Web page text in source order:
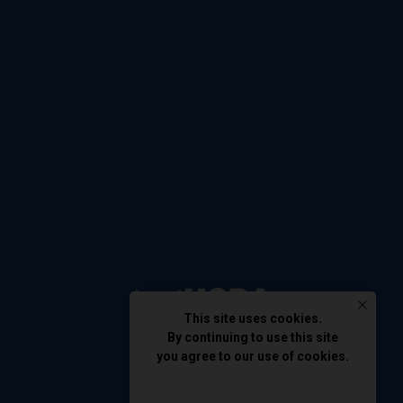
This site uses cookies.
By continuing to use this site
you agree to our use of cookies.